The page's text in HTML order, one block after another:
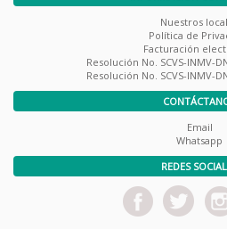
Nuestros
Política de
Facturación
Resolución No. SCVS-INMV-
Resolución No. SCVS-INMV-
Email
Whatsapp
REDES